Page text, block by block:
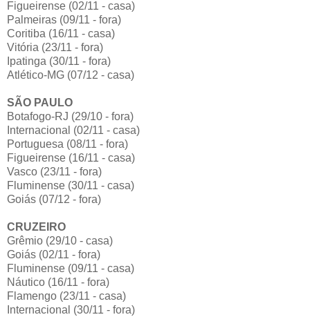
Figueirense (02/11 - casa)
Palmeiras (09/11 - fora)
Coritiba (16/11 - casa)
Vitória (23/11 - fora)
Ipatinga (30/11 - fora)
Atlético-MG (07/12 - casa)
SÃO PAULO
Botafogo-RJ (29/10 - fora)
Internacional (02/11 - casa)
Portuguesa (08/11 - fora)
Figueirense (16/11 - casa)
Vasco (23/11 - fora)
Fluminense (30/11 - casa)
Goiás (07/12 - fora)
CRUZEIRO
Grêmio (29/10 - casa)
Goiás (02/11 - fora)
Fluminense (09/11 - casa)
Náutico (16/11 - fora)
Flamengo (23/11 - casa)
Internacional (30/11 - fora)